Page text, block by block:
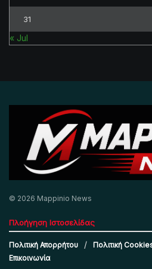
31
« Jul
© 2026 Mappinio News
Πλοήγηση Ιστοσελίδας
Πολιτική Απορρήτου Πολιτική
Επικοινωνία